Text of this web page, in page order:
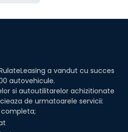
a vandut cu succes
autovehicule.
si autoutilitarelor achizitionate
de urmatoarele servicii: